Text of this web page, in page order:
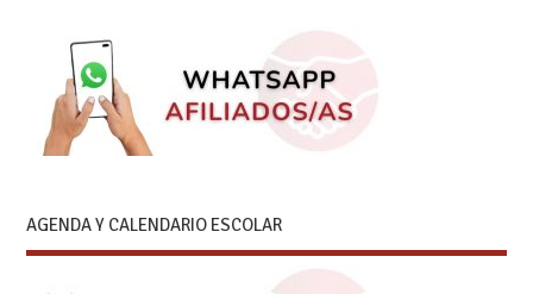
AGENDA Y CALENDARIO ESCOLAR